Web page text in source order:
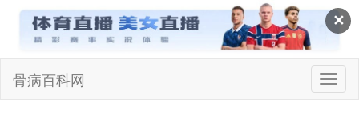
✕
切
换
骨病百科网